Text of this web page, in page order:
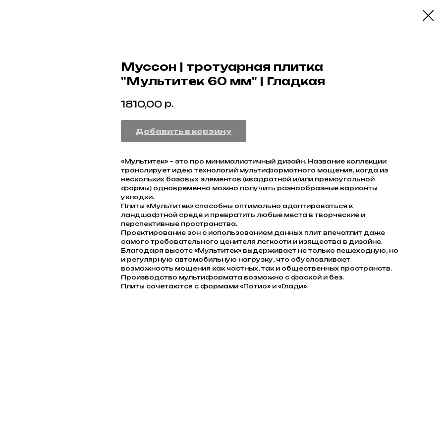
Муссон | тротуарная плитка
"Мультитек 60 мм" | Гладкая
1810,00 р.
Добавить в корзину
«Мультитек» – это про минималистичный дизайн. Название коллекции
транслирует идею технологий мультиформатного мощения, когда из
нескольких базовых элементов (квадратной и/или прямоугольной
формы) одновременно можно получить разнообразные варианты
укладки.
Плиты «Мультитек» способны оптимально адаптироваться к
ландшафтной среде и превратить любые места в творческие и
перспективные пространства.
Проектирование зон с использованием данных плит впечатлит даже
самого требовательного ценителя легкости и изящества в дизайне.
Благодаря высоте «Мультитек» выдерживает не только пешеходную, но
и регулярную автомобильную нагрузку, что обусловливает
возможность мощения как частных, так и общественных пространств.
Производство мультиформата возможно с фаской и без.
Плиты сочетаются с формами «Патио» и «Глади».